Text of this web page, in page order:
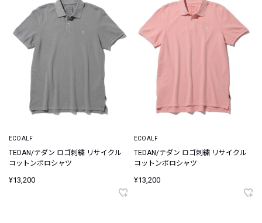
ECOALF
TEDAN/テダン ロゴ刺繍 リサイクル
コットンポロシャツ
¥13,200
ECOALF
TEDAN/テダン ロゴ刺繍 リサイクル
コットンポロシャツ
¥13,200